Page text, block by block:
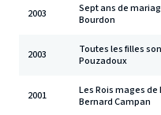
2003
Sept ans de
Bourdon
2003
Toutes les filles
Pouzadoux
2001
Les Rois mages
Bernard Campan